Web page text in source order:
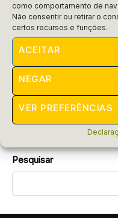
como comportamento de
Não consentir ou retirar o
certos recursos e funções.
ACEITAR
NEGAR
VER PREFERÊNCIAS
Seguro Desemprego
Seguro-
atualização de
O Ministério do Trabalho
atualização da tabela
desemprego, que
PORRAIFRAN FEVEREIRO 15,
Pesquisar